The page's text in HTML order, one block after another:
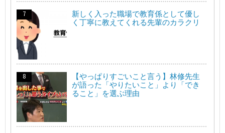
新しく入った職場で教育係として優し
く丁寧に教えてくれる先輩のカラクリ
【やっぱりすごいこと言う】林修先生
が語った「やりたいこと」より「でき
ること」を選ぶ理由